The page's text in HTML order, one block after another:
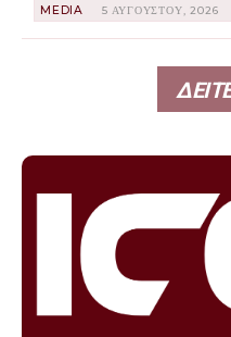
MEDIA 5 ΑΥΓΟΎΣΤΟΥ, 2026